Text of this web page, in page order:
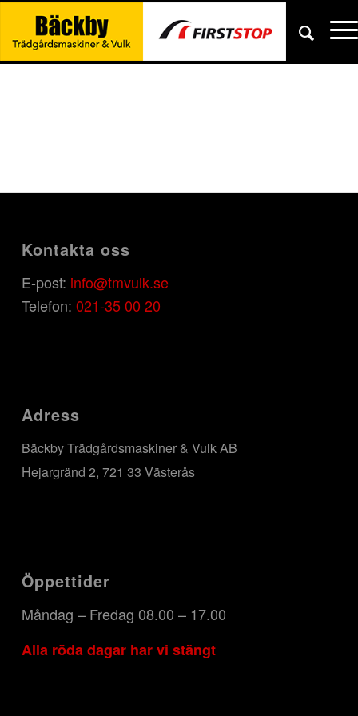
Kontakta oss
E-post: info@tmvulk.se
Telefon: 021-35 00 20
Adress
Bäckby Trädgårdsmaskiner & Vulk AB
Hejargränd 2, 721 33 Västerås
Öppettider
Måndag – Fredag 08.00 – 17.00
Alla röda dagar har vi stängt